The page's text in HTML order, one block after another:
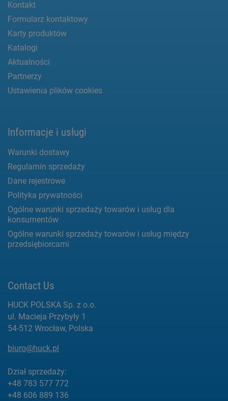
Kontakt
Formularz kontaktowy
Karty produktów
Katalogi
Aktualności
Partnerzy
Ustawienia plików cookies
Informacje i usługi
Warunki dostawy
Regulamin sprzedaży
Dane rejestrowe
Polityka prywatności
Ogólne warunki sprzedaży towarów i usług dla
konsumentów
Ogólne warunki sprzedaży towarów i usług między
przedsiębiorcami
Contact Us
HUCK POLSKA Sp. z o.o.
ul. Macieja Przybyły 1
54-512 Wrocław, Polska
biuro@huck.pl
Dział sprzedaży:
+48 783 577 772
+48 606 889 136